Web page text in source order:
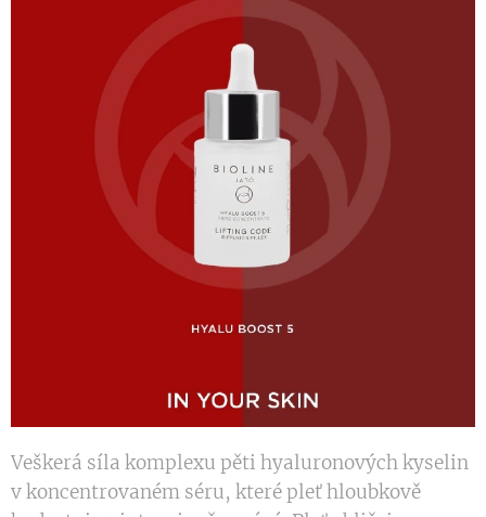
Veškerá síla komplexu pěti hyaluronových kyselin
v koncentrovaném séru, které pleť hloubkově